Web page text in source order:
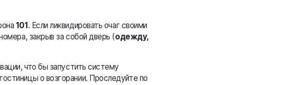
101. Если ликвидировать очаг своими
закрыв за собой дверь (одежду,
что бы запустить систему
о возгорании. Проследуйте по